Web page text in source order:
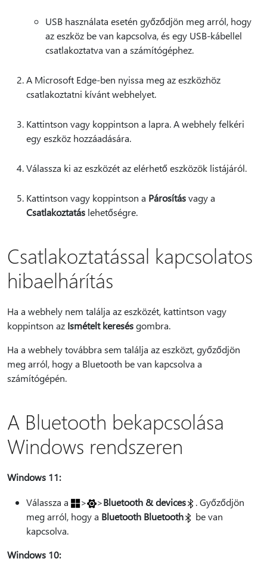
USB használata esetén győződjön meg arról, hogy
az eszköz be van kapcsolva, és egy USB-kábellel
csatlakoztatva van a számítógéphez.
A Microsoft Edge-ben nyissa meg az eszközhöz
csatlakoztatni kívánt webhelyet.
Kattintson vagy koppintson a lapra. A webhely felkéri
egy eszköz hozzáadására.
Válassza ki az eszközét az elérhető eszközök listájáról.
Kattintson vagy koppintson a Párosításvagy a
Csatlakoztatás lehetőségre.
Csatlakoztatással kapcsolatos
hibaelhárítás
Ha a webhely nem találja az eszközét, kattintson vagy
koppintson az Ismételt keresésgombra.
Ha a webhely továbbra sem találja az eszközt, győződjön
meg arról, hogy a Bluetooth be van kapcsolva a
számítógépén.
A Bluetooth bekapcsolása
Windows rendszeren
Windows 11:
Válassza a
> >Bluetooth & devices
. Győződjön
meg arról, hogy a Bluetooth Bluetooth
be van
kapcsolva.
Windows 10: